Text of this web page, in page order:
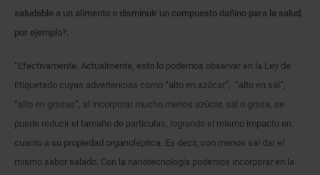
saludable a un alimento o disminuir un compuesto dañino para la salud,
por ejemplo?.
“Efectivamente. Actualmente, esto lo podemos observar en la Ley de
Etiquetado cuyas advertencias como “alto en azúcar”, “alto en sal”,
“alto en grasas”, al incorporar mucho menos azúcar, sal o grasa, se
puede reducir el tamaño de partículas, logrando el mismo impacto en
cuanto a su propiedad organoléptica. Es decir, con menos sal dar el
mismo sabor salado. Con la nanotecnología podemos incorporar en la